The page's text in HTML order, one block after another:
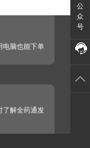
公
众
号
电脑也能下单
了解全药通发